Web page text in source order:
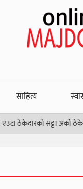
साहित्य
सट्टा अर्को ठेकेदार ! |